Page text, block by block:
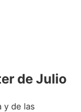
de Julio
y de las